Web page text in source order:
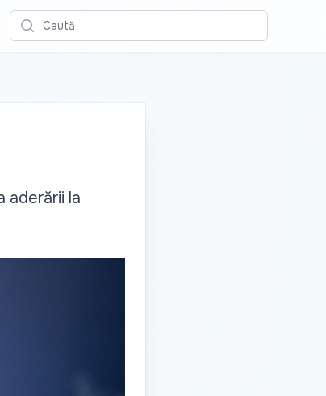
Caută
aderării la